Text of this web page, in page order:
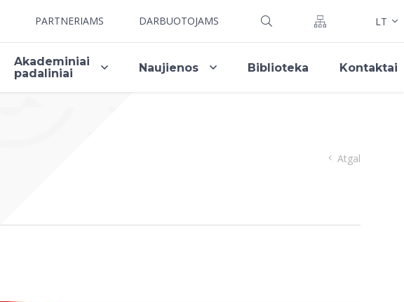
PARTNERIAMS DARBUOTOJAMS LT
Akademiniai
padaliniai
Naujienos Biblioteka Kontaktai
Atgal